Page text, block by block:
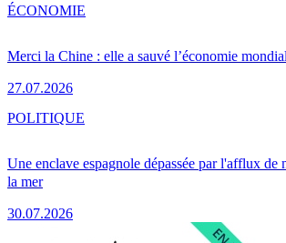
Merci la Chine : elle a sauvé l’économie
27.07.2026
ÉCONOMIE
Une enclave espagnole dépassée par l'afflux de
la mer
30.07.2026
POLITIQUE